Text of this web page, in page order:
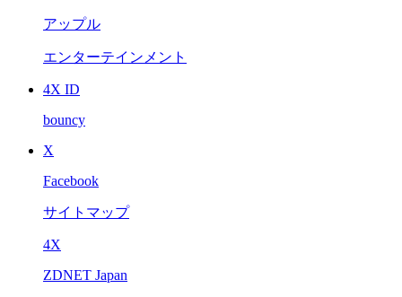
アップル
エンターテインメント
4X ID
bouncy
X
Facebook
サイトマップ
4X
ZDNET Japan